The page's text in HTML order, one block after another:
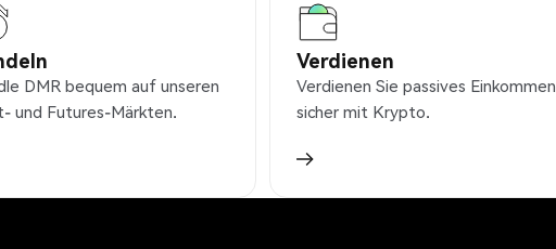
DMR bequem auf unseren
und Futures-Märkten.
Verdienen
Verdienen Sie passives Einkommen
sicher mit Krypto.